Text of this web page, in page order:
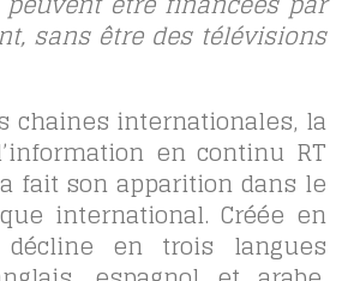
sans être des télévisions
chaines internationales, la
en continu RT
fait son apparition dans le
international. Créée en
en trois langues